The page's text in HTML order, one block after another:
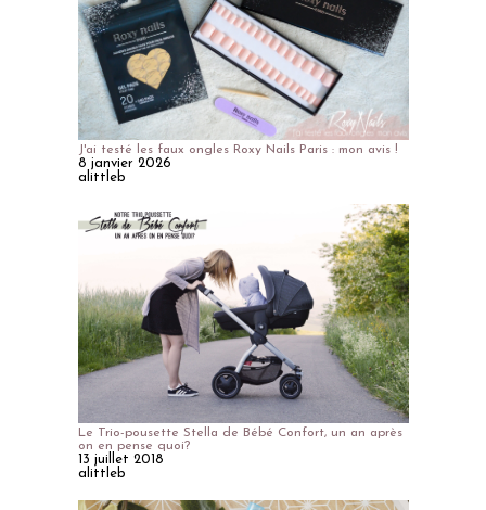
J'ai testé les faux ongles Roxy Nails Paris : mon avis !
8 janvier 2026
alittleb
Le Trio-pousette Stella de Bébé Confort, un an après
on en pense quoi?
13 juillet 2018
alittleb